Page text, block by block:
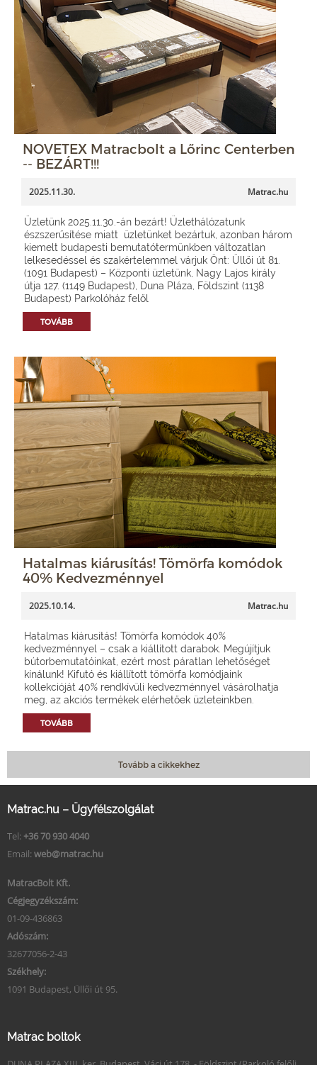
NOVETEX Matracbolt a Lőrinc Centerben
-- BEZÁRT!!!
2025.11.30. Matrac.hu
Üzletünk 2025.11.30.-án bezárt! Üzlethálózatunk
észszerűsítése miatt üzletünket bezártuk, azonban három
kiemelt budapesti bemutatótermünkben változatlan
lelkesedéssel és szakértelemmel várjuk Önt: Üllői út 81.
(1091 Budapest) – Központi üzletünk, Nagy Lajos király
útja 127. (1149 Budapest), Duna Pláza, Földszint (1138
Budapest) Parkolóház felől
TOVÁBB
Hatalmas kiárusítás! Tömörfa komódok
40% Kedvezménnyel
2025.10.14. Matrac.hu
Hatalmas kiárusítás! Tömörfa komódok 40%
kedvezménnyel – csak a kiállított darabok. Megújítjuk
bútorbemutatóinkat, ezért most páratlan lehetőséget
kínálunk! Kifutó és kiállított tömörfa komódjaink
kollekcióját 40% rendkívüli kedvezménnyel vásárolhatja
meg, az akciós termékek elérhetőek üzleteinkben.
TOVÁBB
Tovább a cikkekhez
Matrac.hu – Ügyfélszolgálat
Tel: +36 70 930 4040
Email: web@matrac.hu
MatracBolt Kft.
Cégjegyzékszám:
01-09-436863
Adószám:
32677056-2-43
Székhely:
1091 Budapest, Üllői út 95.
Matrac boltok